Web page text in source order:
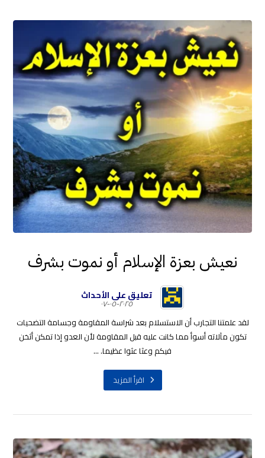
نعيش بعزة الإسلام أو نموت بشرف
تعليق على الأحداث
٢٠٢٥-٠٥-٠٧
لقد علمتنا التجارب أن الاستسلام بعد شراسة المقاومة وجسامة التضحيات
تكون مآلاته أسوأ مما كانت عليه قبل المقاومة لأن العدو إذا تمكن أثخن
فيكم وعثا عثوا عظيما. ...
اقرأ المزيد